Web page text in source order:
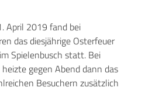
April 2019 fand bei
das diesjährige Osterfeuer
Spielenbusch statt. Bei
gegen Abend dann das
Besuchern zusätzlich